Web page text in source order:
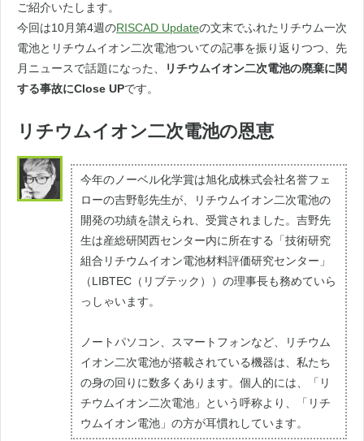
ご紹介いたします。
今回は10月第4週のRISCAD Updateの文末でふれたリチウム一次
電池とリチウムイオン二次電池ついての記事を振り返りつつ、先
月ニュースで話題になった、
リチウムイオン二次電池の廃棄に関
する事故にClose UPです。
リチウムイオン二次電池の恩恵
今年のノーベル化学賞は旭化成株式会社名誉フェ
ローの吉野彰先生が、リチウムイオン二次電池の
開発の功績を讃えられ、受賞されました。吉野先
生は産総研関西センター内に所在する「技術研究
組合リチウムイオン電池材料評価研究センター」
（LIBTEC（リブテック））の理事長も務めていら
っしゃいます。
ノートパソコン、スマートフォンなど、リチウム
イオン二次電池が搭載されている機器は、私たち
の身の回りに数多くあります。個人的には、「リ
チウムイオン二次電池」という呼称より、「リチ
ウムイオン電池」の方が耳慣れしています。